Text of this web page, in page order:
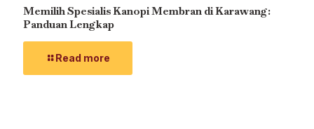
Memilih Spesialis Kanopi Membran di Karawang:
Panduan Lengkap
Read more